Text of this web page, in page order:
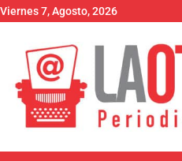
Viernes 7, Agosto, 2026